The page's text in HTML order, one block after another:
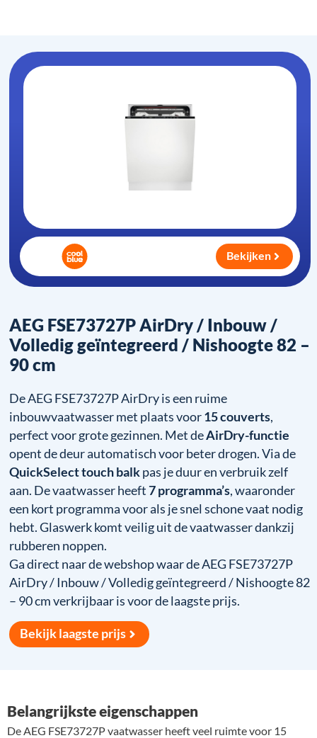
AEG FSE73727P AirDry / Inbouw /
Volledig geïntegreerd / Nishoogte 82 –
90 cm
De AEG FSE73727P AirDry is een ruime
inbouwvaatwasser met plaats voor15 couverts,
perfect voor grote gezinnen. Met deAirDry-functie
opent de deur automatisch voor beter drogen. Via de
QuickSelect touch balkpas je duur en verbruik zelf
aan. De vaatwasser heeft7 programma’s, waaronder
een kort programma voor als je snel schone vaat nodig
hebt. Glaswerk komt veilig uit de vaatwasser dankzij
rubberen noppen.
Ga direct naar de webshop waar de AEG FSE73727P
AirDry / Inbouw / Volledig geïntegreerd / Nishoogte 82
– 90 cm verkrijbaar is voor de laagste prijs.
Bekijk laagste prijs
Bekijken
Belangrijkste eigenschappen
De AEG FSE73727P vaatwasser heeft veel ruimte voor 15